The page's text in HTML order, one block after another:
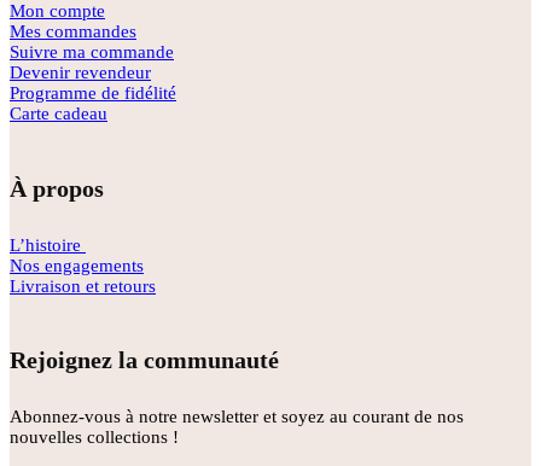
Mon compte
Mes commandes
Suivre ma commande
Devenir revendeur
Programme de fidélité
Carte cadeau
À propos
L’histoire
Nos engagements
Livraison et retours
Rejoignez la communauté
Abonnez-vous à notre newsletter et soyez au courant de nos
nouvelles collections !